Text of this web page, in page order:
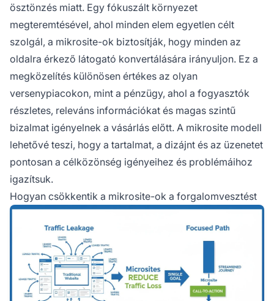
ösztönzés miatt. Egy fókuszált környezet
megteremtésével, ahol minden elem egyetlen célt
szolgál, a mikrosite-ok biztosítják, hogy minden az
oldalra érkező látogató konvertálására irányuljon. Ez a
megközelítés különösen értékes az olyan
versenypiacokon, mint a pénzügy, ahol a fogyasztók
részletes, releváns információkat és magas szintű
bizalmat igényelnek a vásárlás előtt. A mikrosite modell
lehetővé teszi, hogy a tartalmat, a dizájnt és az üzenetet
pontosan a célközönség igényeihez és problémáihoz
igazítsuk.
Hogyan csökkentik a mikrosite-ok a forgalomvesztést